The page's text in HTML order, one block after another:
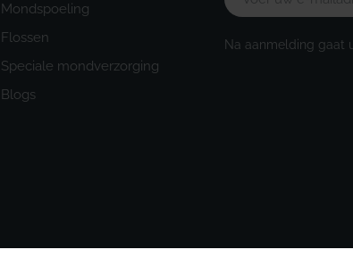
Mondspoeling
Flossen
Speciale mondverzorging
Blogs
mail
Na aanmelding gaat